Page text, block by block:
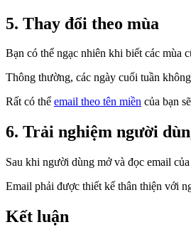
5. Thay đổi theo mùa
Bạn có thể ngạc nhiên khi biết các mùa
Thông thường, các ngày cuối tuần
Rất có thể email theo tên miền của bạn
6. Trải nghiệm người
Sau khi người dùng mở và đọc email
Email phải được thiết kế thân thiện với
Kết luận